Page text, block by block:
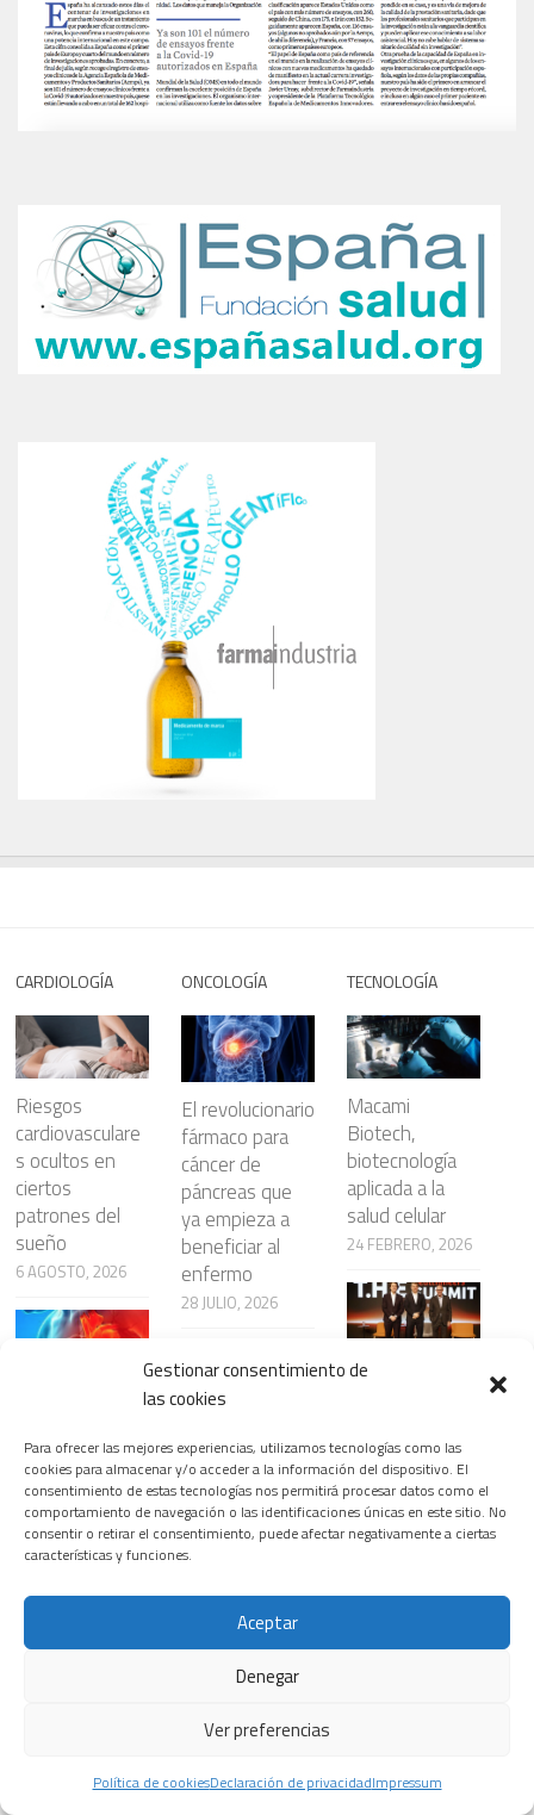
Gestionar consentimiento de
las cookies
Para ofrecer las mejores experiencias, utilizamos tecnologías como las
cookies para almacenar y/o acceder a la información del dispositivo. El
consentimiento de estas tecnologías nos permitirá procesar datos como el
comportamiento de navegación o las identificaciones únicas en este sitio. No
consentir o retirar el consentimiento, puede afectar negativamente a ciertas
características y funciones.
Aceptar
Denegar
Ver preferencias
Política de cookiesDeclaración de privacidadImpressum
CARDIOLOGÍA
Riesgos
cardiovasculare
s ocultos en
ciertos
patrones del
sueño
6 AGOSTO, 2026
con omega-3
purificado
reduce el daño
cardíaco tras un
infarto al actuar
directamente
sobre el
6 JUNIO, 2026
ONCOLOGÍA
El revolucionario
fármaco para
cáncer de
páncreas que
ya empieza a
beneficiar al
enfermo
28 JULIO, 2026
para atacar el
cáncer con
mayor
precisión?
el diagnóstico y
terapéuticos,
TECNOLOGÍA
Macami
Biotech,
biotecnología
aplicada a la
salud celular
24 FEBRERO, 2026
Siemens
primera edición
del T.H.E.
Healthineers
Summit, su
encuentro
transformar el